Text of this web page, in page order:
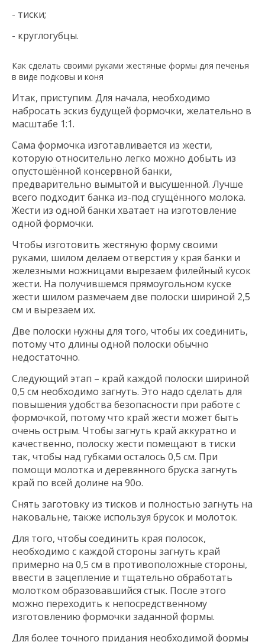
- тиски;
- круглогубцы.
Как сделать своими руками жестяные формы для печенья
в виде подковы и коня
Итак, приступим. Для начала, необходимо
набросать эскиз будущей формочки, желательно в
масштабе 1:1.
Сама формочка изготавливается из жести,
которую относительно легко можно добыть из
опустошённой консервной банки,
предварительно вымытой и высушенной. Лучше
всего подходит банка из-под сгущённого молока.
Жести из одной банки хватает на изготовление
одной формочки.
Чтобы изготовить жестяную форму своими
руками, шилом делаем отверстия у края банки и
железными ножницами вырезаем филейный кусок
жести. На получившемся прямоугольном куске
жести шилом размечаем две полоски шириной 2,5
см и вырезаем их.
Две полоски нужны для того, чтобы их соединить,
потому что длины одной полоски обычно
недостаточно.
Следующий этап – край каждой полоски шириной
0,5 см необходимо загнуть. Это надо сделать для
повышения удобства безопасности при работе с
формочкой, потому что край жести может быть
очень острым. Чтобы загнуть край аккуратно и
качественно, полоску жести помещают в тиски
так, чтобы над губками осталось 0,5 см. При
помощи молотка и деревянного бруска загнуть
край по всей долине на 90о.
Снять заготовку из тисков и полностью загнуть на
наковальне, также используя брусок и молоток.
Для того, чтобы соединить края полосок,
необходимо с каждой стороны загнуть край
примерно на 0,5 см в противоположные стороны,
ввести в зацепление и тщательно обработать
молотком образовавшийся стык. После этого
можно переходить к непосредственному
изготовлению формочки заданной формы.
Для более точного придания необходимой формы